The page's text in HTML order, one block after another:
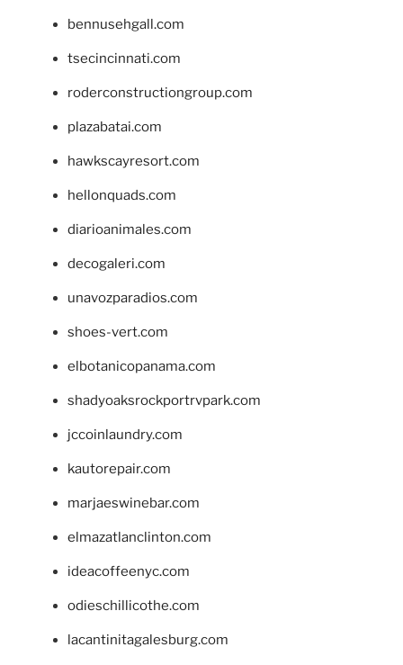
bennusehgall.com
tsecincinnati.com
roderconstructiongroup.com
plazabatai.com
hawkscayresort.com
hellonquads.com
diarioanimales.com
decogaleri.com
unavozparadios.com
shoes-vert.com
elbotanicopanama.com
shadyoaksrockportrvpark.com
jccoinlaundry.com
kautorepair.com
marjaeswinebar.com
elmazatlanclinton.com
ideacoffeenyc.com
odieschillicothe.com
lacantinitagalesburg.com